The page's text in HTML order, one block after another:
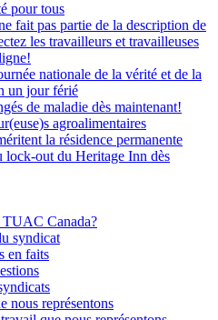
pour tous
fait pas partie de la description de
les travailleurs et travailleuses
nationale de la vérité et de la
un jour férié
de maladie dès maintenant!
agroalimentaires
la résidence permanente
lock-out du Heritage Inn dès
TUAC Canada?
syndicat
en faits
nous représentons